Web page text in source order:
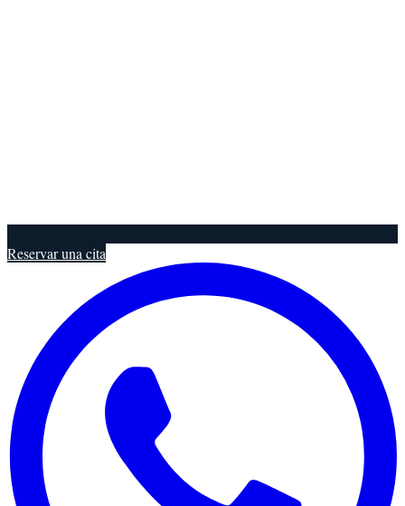
Reservar una cita